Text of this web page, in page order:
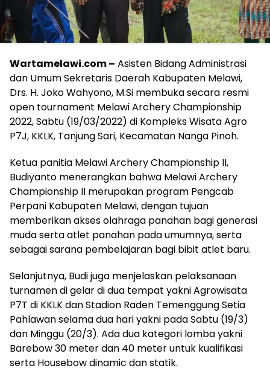
Wartamelawi.com – Asisten Bidang Administrasi
dan Umum Sekretaris Daerah Kabupaten Melawi,
Drs. H. Joko Wahyono, M.Si membuka secara resmi
open tournament Melawi Archery Championship
2022, Sabtu (19/03/2022) di Kompleks Wisata Agro
P7J, KKLK, Tanjung Sari, Kecamatan Nanga Pinoh.
Ketua panitia Melawi Archery Championship II,
Budiyanto menerangkan bahwa Melawi Archery
Championship II merupakan program Pengcab
Perpani Kabupaten Melawi, dengan tujuan
memberikan akses olahraga panahan bagi generasi
muda serta atlet panahan pada umumnya, serta
sebagai sarana pembelajaran bagi bibit atlet baru.
Selanjutnya, Budi juga menjelaskan pelaksanaan
turnamen di gelar di dua tempat yakni Agrowisata
P7T di KKLK dan Stadion Raden Temenggung Setia
Pahlawan selama dua hari yakni pada Sabtu (19/3)
dan Minggu (20/3). Ada dua kategori lomba yakni
Barebow 30 meter dan 40 meter untuk kualifikasi
serta Housebow dinamic dan statik.